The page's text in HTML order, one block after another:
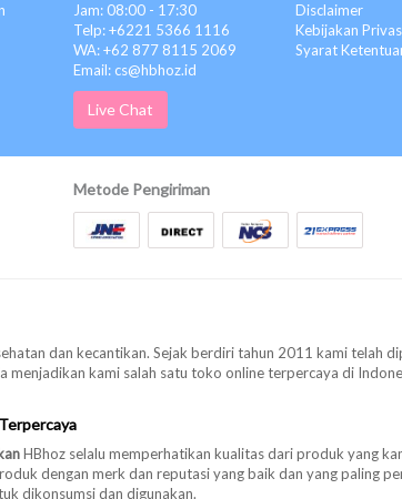
Jam: 08:00 - 17:30
Telp: +6221 5366 1116
WA: +62 877 8115 2069
Email: cs@hbhoz.id
Live Chat
Disclaimer
Kebijakan
Syarat
Metode Pengiriman
dan kecantikan. Sejak berdiri tahun 2011 kami telah
kami salah satu toko online terpercaya di
HBhoz selalu memperhatikan kualitas dari produk yang
dengan merk dan reputasi yang baik dan yang paling
dikonsumsi dan digunakan.